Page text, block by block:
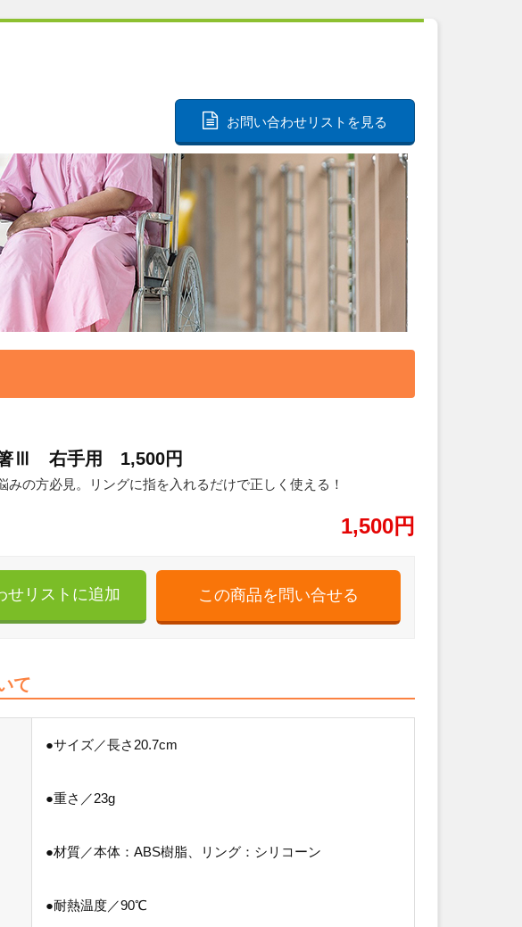
お問い合わせリストを見る
箸Ⅲ 右手用 1,500円
みの方必見。リングに指を入れるだけで正しく使える！
1,500円
せリストに追加
て
●サイズ／長さ20.7cm
●重さ／23g
●材質／本体：ABS樹脂、リング：シリコーン
●耐熱温度／90℃